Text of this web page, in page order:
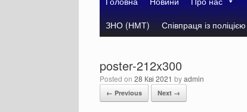
ЗНО (НМТ)
Співпраця із поліцією
poster-212x300
Posted on 28 Кві 2021 byadmin
← Previous Next →